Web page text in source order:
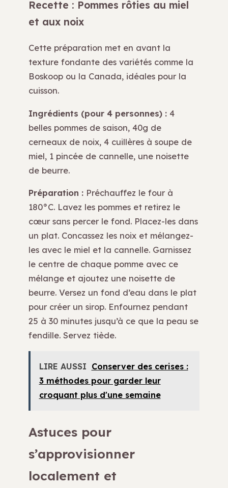
Recette : Pommes rôties au miel
et aux noix
Cette préparation met en avant la
texture fondante des variétés comme la
Boskoop ou la Canada, idéales pour la
cuisson.
Ingrédients (pour 4 personnes) : 4
belles pommes de saison, 40g de
cerneaux de noix, 4 cuillères à soupe de
miel, 1 pincée de cannelle, une noisette
de beurre.
Préparation : Préchauffez le four à
180°C. Lavez les pommes et retirez le
cœur sans percer le fond. Placez-les dans
un plat. Concassez les noix et mélangez-
les avec le miel et la cannelle. Garnissez
le centre de chaque pomme avec ce
mélange et ajoutez une noisette de
beurre. Versez un fond d’eau dans le plat
pour créer un sirop. Enfournez pendant
25 à 30 minutes jusqu’à ce que la peau se
fendille. Servez tiède.
LIRE AUSSI Conserver des cerises :
3 méthodes pour garder leur
croquant plus d'une semaine
Astuces pour
s’approvisionner
localement et